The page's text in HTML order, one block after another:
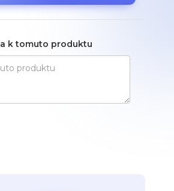
k tomuto produktu